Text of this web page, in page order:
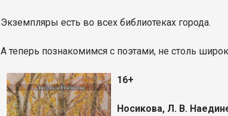
Экземпляры есть во всех библиотеках города.
А теперь познакомимся с поэтами, не столь
16+
Носикова, Л. В.